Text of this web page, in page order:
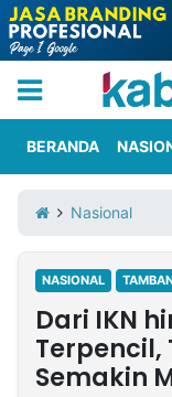
Iklan
Berita
Kami
Nasional
International
Olahraga
Entertainment
Daerah
Pariwisata
Kuliner
Kolom
BERANDA
Nasional
NASIONAL
Dari IKN
Semakin